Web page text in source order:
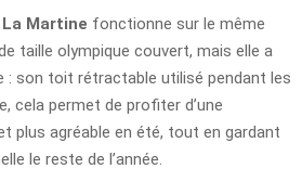
Martine fonctionne sur le même
taille olympique couvert, mais elle a
: son toit rétractable utilisé pendant les
cela permet de profiter d’une
plus agréable en été, tout en gardant
le reste de l’année.